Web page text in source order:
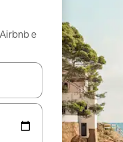
e
explore-os usando as seta